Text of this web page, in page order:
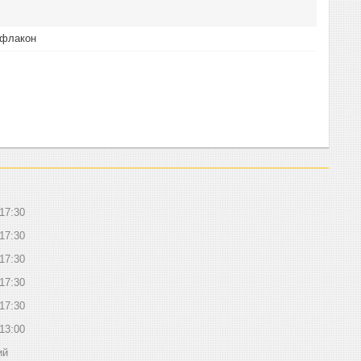
17:30
17:30
17:30
17:30
17:30
13:00